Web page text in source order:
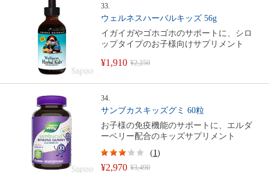
33.
ウェルネスハーバルキッズ 56g
イガイガやゴホゴホのサポートに、シロ
ップタイプのお子様向けサプリメント
¥1,910 ¥2,250
34.
サンブカスキッズグミ 60粒
お子様の免疫機能のサポートに、エルダ
ーベリー配合のキッズサプリメント
¥2,970 ¥3,490
(1)